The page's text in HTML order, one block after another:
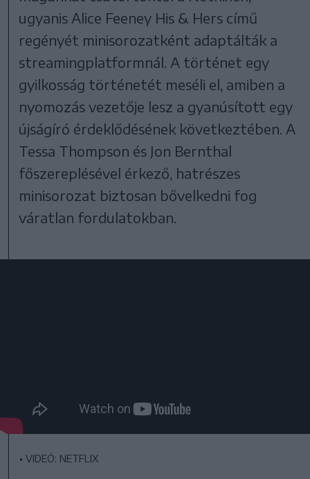
ugyanis Alice Feeney His & Hers című
regényét minisorozatként adaptálták a
streamingplatformnál. A történet egy
gyilkosság történetét meséli el, amiben a
nyomozás vezetője lesz a gyanúsított egy
újságíró érdeklődésének következtében. A
Tessa Thompson és Jon Bernthal
főszereplésével érkező, hatrészes
minisorozat biztosan bővelkedni fog
váratlan fordulatokban.
• VIDEÓ: NETFLIX